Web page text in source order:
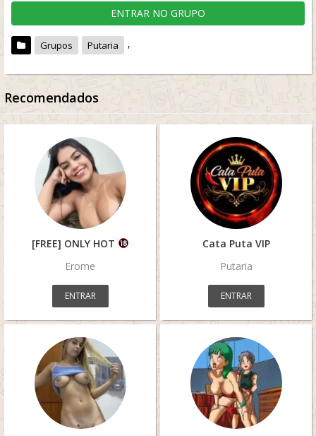
ENTRAR NO GRUPO
Grupos ,
Putaria
Recomendados
[FREE] ONLY HOT
Erome
ENTRAR
Cata Puta VIP
Putaria
ENTRAR